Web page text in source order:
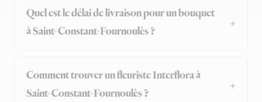
Quel est le délai de livraison pour un bouquet
à Saint-Constant-Fournoulès ?
Comment trouver un fleuriste Interflora à
Saint-Constant-Fournoulès ?